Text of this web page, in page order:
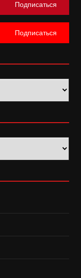
Подписаться
Подписаться